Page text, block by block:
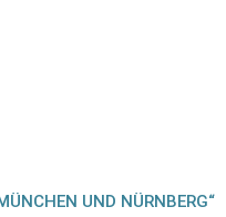
UND NÜRNBERG“